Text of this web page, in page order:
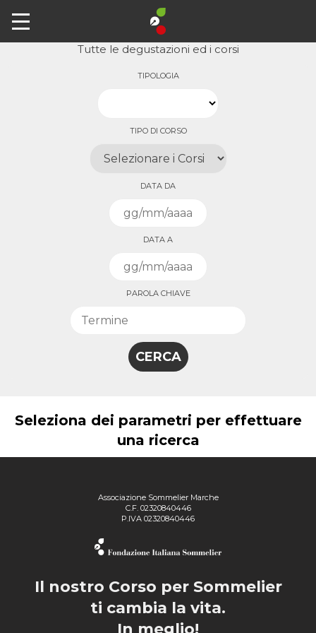
Archivio
Tutte le degustazioni ed i corsi
TIPOLOGIA
TIPO DI CORSO
DATA DA
DATA A
PAROLA CHIAVE
Seleziona dei parametri per effettuare
una ricerca
Associazione Sommelier Marche
C.F. 02320840446
P.IVA 02320840446
Il nostro Corso per Sommelier
ti cambia la vita.
In meglio!